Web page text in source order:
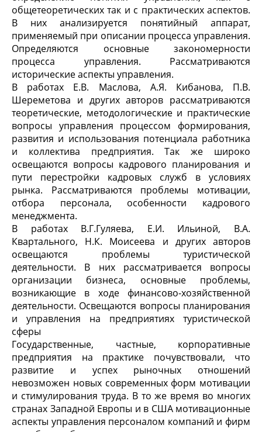
общетеоретических так и с практических аспектов.
В них анализируется понятийный аппарат,
применяемый при описании процесса управления.
Определяются основные закономерности
процесса управления. Рассматриваются
исторические аспекты управления.
В работах Е.В. Маслова, А.Я. Кибанова, П.В.
Шереметова и других авторов рассматриваются
теоретические, методологические и практические
вопросы управления процессом формирования,
развития и использования потенциала работника
и коллектива предприятия. Так же широко
освещаются вопросы кадрового планирования и
пути перестройки кадровых служб в условиях
рынка. Рассматриваются проблемы мотивации,
отбора персонала, особенности кадрового
менеджмента.
В работах В.Г.Гуляева, Е.И. Ильиной, В.А.
Квартального, Н.К. Моисеева и других авторов
освещаются проблемы туристической
деятельности. В них рассматривается вопросы
организации бизнеса, основные проблемы,
возникающие в ходе финансово-хозяйственной
деятельности. Освещаются вопросы планирования
и управления на предприятиях туристической
сферы
Государственные, частные, корпоративные
предприятия на практике почувствовали, что
развитие и успех рыночных отношений
невозможен новых современных форм мотивации
и стимулирования труда. В то же время во многих
странах Западной Европы и в США мотивационные
аспекты управления персоналом компаний и фирм